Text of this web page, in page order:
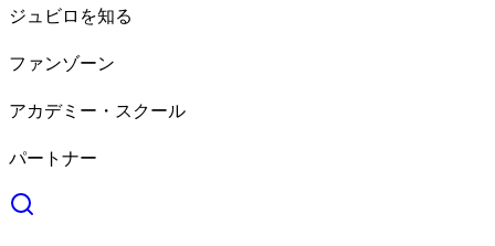
ジュビロを知る
ファンゾーン
アカデミー・スクール
パートナー